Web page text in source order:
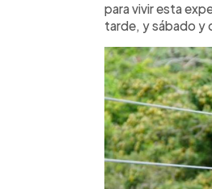
para vivir esta
tarde, y sábado y